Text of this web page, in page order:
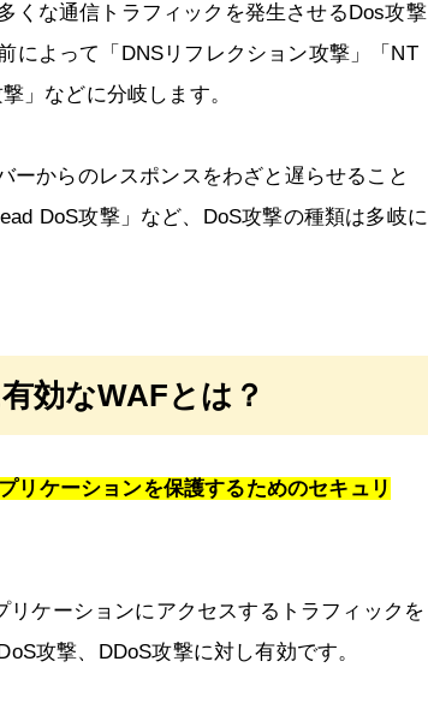
くな通信トラフィックを発生させるDos攻撃
によって「DNSリフレクション攻撃」「NT
」などに分岐します。
ーからのレスポンスをわざと遅らせること
DoS攻撃」など、DoS攻撃の種類は多岐に
効なWAFとは？
ケーションを保護するためのセキュリ
ケーションにアクセスするトラフィックを
攻撃、DDoS攻撃に対し有効です。